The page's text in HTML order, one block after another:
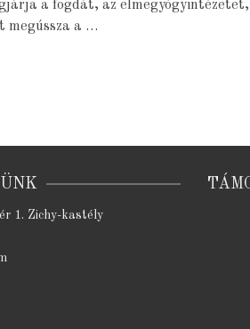
a fogdát, az
megússza a …
1. Zichy-kastély